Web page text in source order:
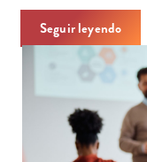
Seguir leyendo